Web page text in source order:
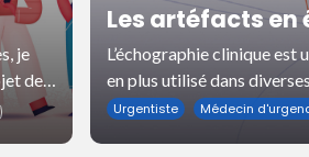
je
de
Les artéfacts
L’échographie clinique
en plus utilisé dans
enrichir l’examen physique.
Urgentiste Médecin